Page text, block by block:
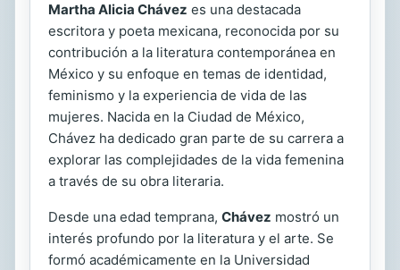
Martha Alicia Chávez es una destacada
escritora y poeta mexicana, reconocida por su
contribución a la literatura contemporánea en
México y su enfoque en temas de identidad,
feminismo y la experiencia de vida de las
mujeres. Nacida en la Ciudad de México,
Chávez ha dedicado gran parte de su carrera a
explorar las complejidades de la vida femenina
a través de su obra literaria.
Desde una edad temprana, Chávez mostró un
interés profundo por la literatura y el arte. Se
formó académicamente en la Universidad